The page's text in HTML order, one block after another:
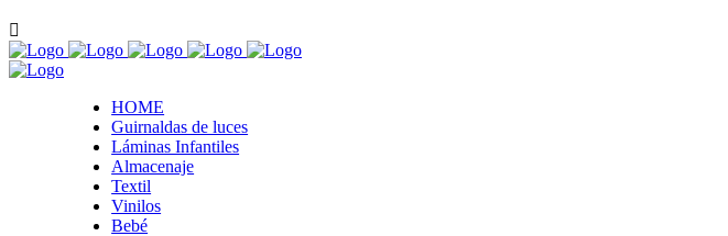
HOME
Guirnaldas de luces
Láminas Infantiles
Almacenaje
Textil
Vinilos
Bebé